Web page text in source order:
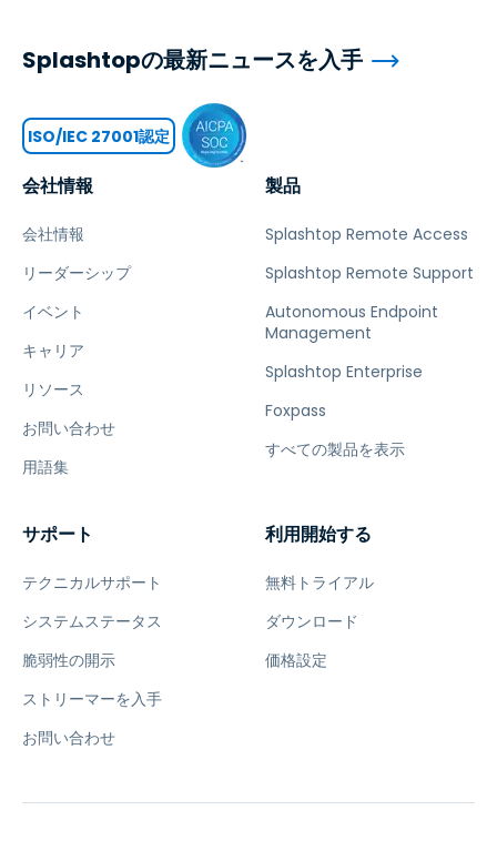
会社情報
会社情報
リーダーシップ
イベント
キャリア
リソース
お問い合わせ
用語集
製品
Splashtop Remote Access
Splashtop Remote Support
Autonomous Endpoint
Management
Splashtop Enterprise
Foxpass
すべての製品を表示
サポート
テクニカルサポート
システムステータス
脆弱性の開示
ストリーマーを入手
お問い合わせ
利用開始する
無料トライアル
ダウンロード
価格設定
Splashtopの最新ニュースを入手
ISO/IEC 27001認定